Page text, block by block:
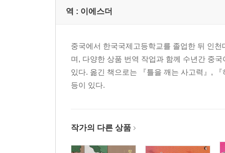
역 : 이에스더
중국에서 한국국제고등학교를 졸업한 뒤 인
며, 다양한 상품 번역 작업과 함께 수년간 중
있다. 옮긴 책으로는 『틀을 깨는 사고력』,
등이 있다.
작가의 다른 상품